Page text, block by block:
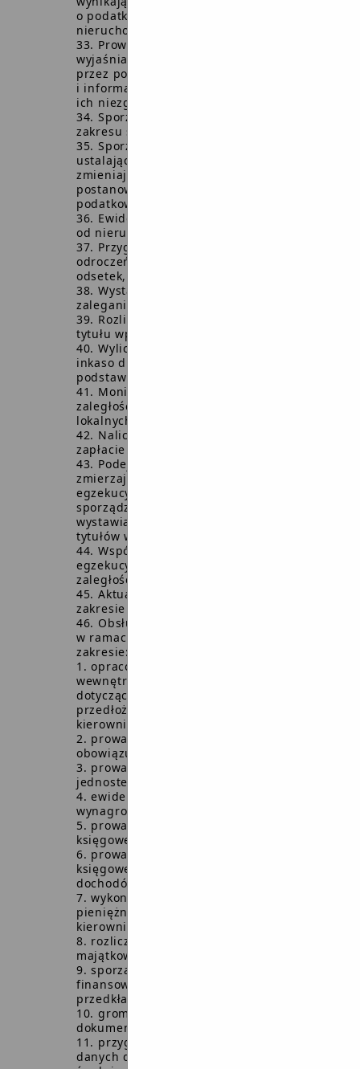
o podatku rolnym, leśnym i od
nieruchomości.
Prowadzenie postępowań
wyjaśniających w zakresie składanych
przez podatników deklaracji
i informacji w przypadku stwierdzenia
ich niezgodności ze stanem faktycznym.
Sporządzanie decyzji i postanowień z
zakresu spraw podatkowych.
Sporządzanie decyzji i postanowień
ustalających wysokość podatków, decyzji
zmieniających oraz pozostałych decyzji i
postanowień z zakresu spraw
podatkowych.
Ewidencja podatków i opłat – podatek
od nieruchomości, rolny i leśny.
Przygotowywanie decyzji dotyczących
odroczeń terminu płatności, umorzenia
odsetek, rozkładania należności na raty.
Wystawianie zaświadczeń o nie
zaleganiu w podatkach i opłatach.
Rozliczanie sołtysów i inkasentów z
tytułu wpłat podatków.
Wyliczanie kwoty wynagrodzenia za
inkaso dla sołtysów i inkasentów na
podstawie uchwały o inkasie.
Monitorowanie oraz egzekucja
zaległości w opłatach i podatkach
lokalnych.
Naliczanie odsetek za zwłokę w
zapłacie podatku.
Podejmowanie czynności
zmierzających do zastosowania środków
egzekucyjnych: wystawianie i
sporządzanie ewidencji upomnień,
wystawianie i sporządzenie ewidencji
tytułów wykonawczych.
Współpraca z organami
egzekucyjnymi w zakresie ściągania
zaległości podatkowych.
Aktualizacja aktów wewnętrznych w
zakresie prowadzonych spraw.
Obsługa jednostek organizacyjnych
w ramach Centrum Usług Wspólnych w
zakresie:
opracowanie projektów uregulowań
wewnętrznych jednostek obsługiwanych
dotyczących rachunkowości oraz
przedłożenie do zatwierdzenia
kierownikom jednostek obsługiwanych,
prowadzenie rachunkowości zgodnie z
obowiązującymi przepisami prawa,
prowadzenie obsługi płacowej
jednostek obsługiwanych,
ewidencjonowanie danych o
wynagrodzeniach,
prowadzenie obsługi finansowo-
księgowej funduszu socjalnego,
prowadzenie obsługi finansowo-
księgowej wydzielonych rachunków
dochodów,
wykonywanie dyspozycji środkami
pieniężnymi zleconych przez
kierowników jednostek obsługiwanych,
rozliczanie inwentaryzacji składników
majątkowych jednostek obsługiwanych,
sporządzanie sprawozdań
finansowych i budżetowych oraz
przedkładanie odpowiednim organom,
gromadzenie i przechowywanie
dokumentacji finansowo-księgowej,
przygotowywanie i opracowywanie
danych do sprawozdania o